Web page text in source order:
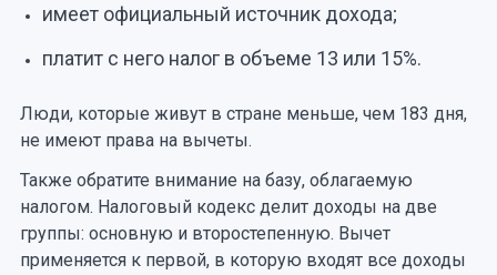
имеет официальный источник дохода;
платит с него налог в объеме 13 или 15%.
Люди, которые живут в стране меньше, чем 183 дня,
не имеют права на вычеты.
Также обратите внимание на базу, облагаемую
налогом. Налоговый кодекс делит доходы на две
группы: основную и второстепенную. Вычет
применяется к первой, в которую входят все доходы